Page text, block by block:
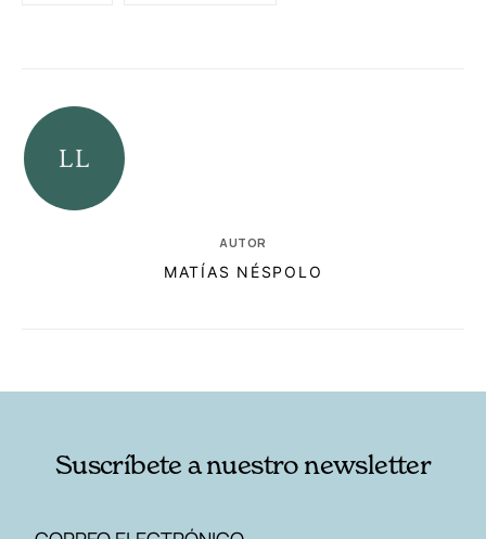
AUTOR
MATÍAS NÉSPOLO
Suscríbete a nuestro newsletter